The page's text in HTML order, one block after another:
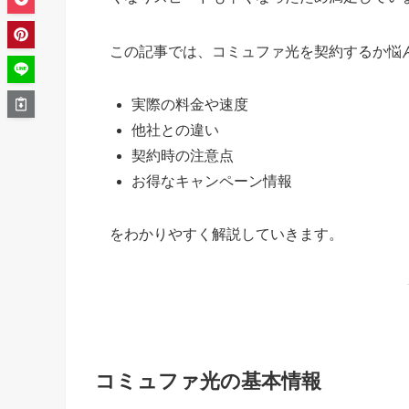
この記事では、コミュファ光を契約するか悩
実際の料金や速度
他社との違い
契約時の注意点
お得なキャンペーン情報
をわかりやすく解説していきます。
コミュファ光の基本情報